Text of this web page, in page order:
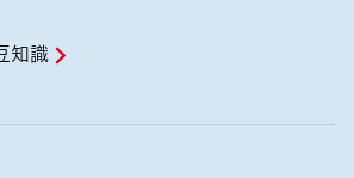
知識